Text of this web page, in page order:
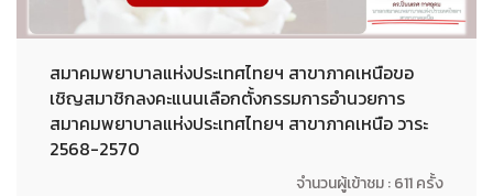
สมาคมพยาบาลแห่งประเทศไทยฯ สาขาภาคเหนือขอ
เชิญสมาชิกลงคะแนนเลือกตั้งกรรมการอำนวยการ
สมาคมพยาบาลแห่งประเทศไทยฯ สาขาภาคเหนือ วาระ
2568-2570
จำนวนผู้เข้าชม : 611 ครั้ง